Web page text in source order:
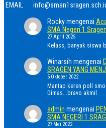
EMAIL
Rockymengenai
SMA Negeri 1 Sragen
27 April 2025
Kelass, banyak siswa
Winarsih mengenai
SRAGEN YANG
5 Oktober 2022
Mantap keren poll
Dimas...bravo akmil
admin mengenai
SMA NEGERI 1
27 Mei 2022